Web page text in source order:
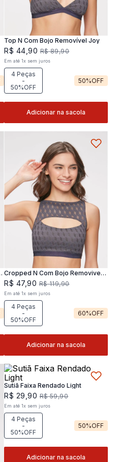
Top N Com Bojo Removível Joy
R$ 44,90 R$ 89,90
Em até 1x sem juros
4 Peças
-
50%OFF
50%OFF
Adicionar na sacola
Cropped N Com Bojo Removivel
Joy
R$ 47,90 R$ 119,90
Em até 1x sem juros
4 Peças
-
50%OFF
60%OFF
Adicionar na sacola
Sutiã Faixa Rendado Light
R$ 29 ,90 R$ 59,90
Em até 1x sem juros
4 Peças
-
50%OFF
50%OFF
Adicionar na sacola